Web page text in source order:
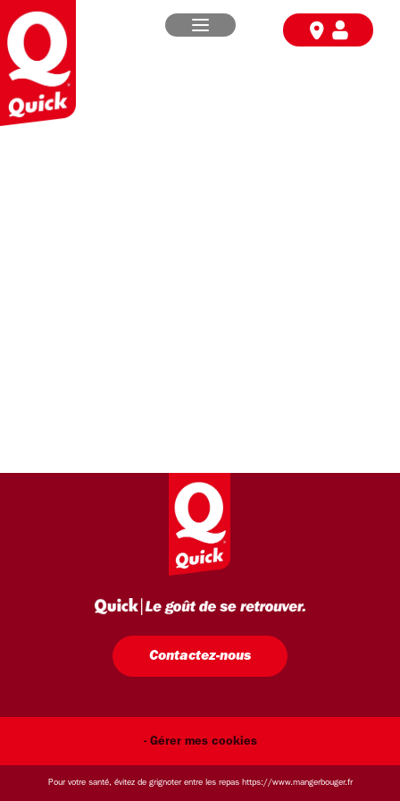
Contactez-nous
- Gérer mes cookies
Pour votre santé, évitez de grignoter entre les repas https://www.mangerbouger.fr